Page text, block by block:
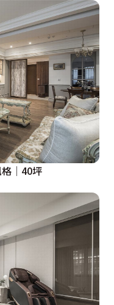
格│40坪